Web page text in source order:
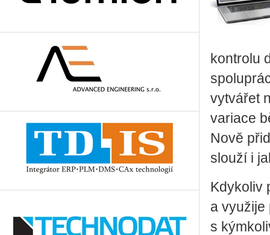
kontrolu
vytvářet
variace
Nově
slouží i
Kdykoliv
a využije
s